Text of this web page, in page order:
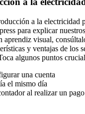
a la electricidad
para explicar
aprendiz visual,
y ventajas de los
algunos puntos
una cuenta
el mismo día
al realizar un